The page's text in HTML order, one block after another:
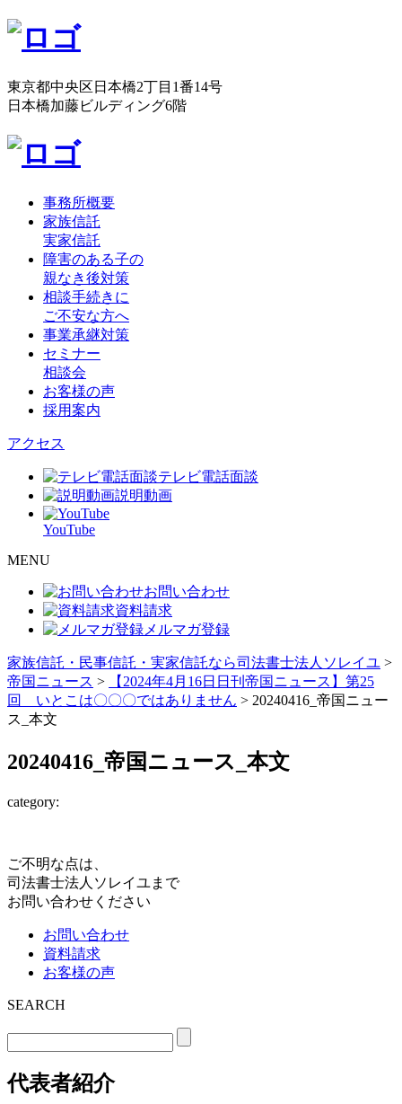
東京都中央区日本橋2丁目1番14号
日本橋加藤ビルディング6階
事務所概要
家族信託
実家信託
障害のある子の
親なき後対策
相談手続きに
ご不安な方へ
事業承継対策
セミナー
相談会
お客様の声
採用案内
アクセス
テレビ電話面談
説明動画
YouTube
MENU
お問い合わせ
資料請求
メルマガ登録
家族信託・民事信託・実家信託なら司法書士法人ソレイユ >
帝国ニュース >
【2024年4月16日日刊帝国ニュース】第25
回 いとこは〇〇〇ではありません > 20240416_帝国ニュー
ス_本文
20240416_帝国ニュース_本文
category:
ご不明な点は、
司法書士法人ソレイユまで
お問い合わせください
お問い合わせ
資料請求
お客様の声
SEARCH
代表者紹介